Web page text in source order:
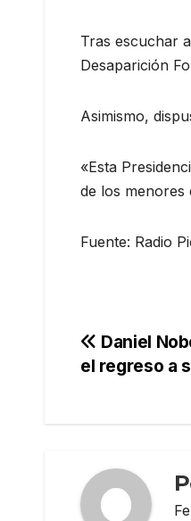
Tras escuchar
Desaparición
Asimismo,
«Esta
de los menores
Fuente: Radio
Daniel
el regreso a